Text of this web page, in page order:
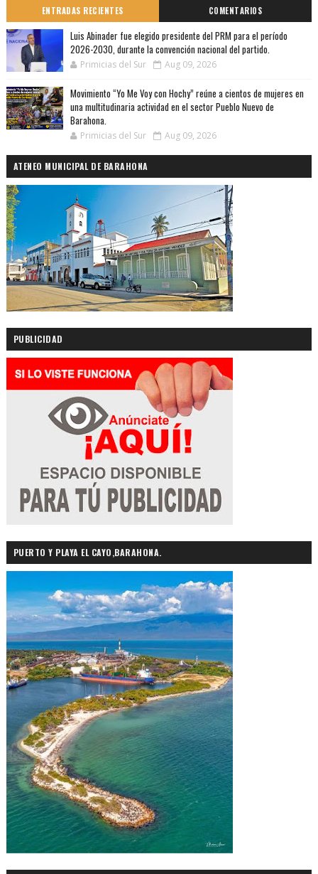
ENTRADAS RECIENTES COMENTARIOS
Luis Abinader fue elegido presidente del PRM para el período
2026-2030, durante la convención nacional del partido.
Primicias del Sur Aug 09, 2026
Movimiento “Yo Me Voy con Hochy” reúne a cientos de mujeres en
una multitudinaria actividad en el sector Pueblo Nuevo de
Barahona.
Primicias del Sur Aug 09, 2026
ATENEO MUNICIPAL DE BARAHONA
PUBLICIDAD
PUERTO Y PLAYA EL CAYO,BARAHONA.